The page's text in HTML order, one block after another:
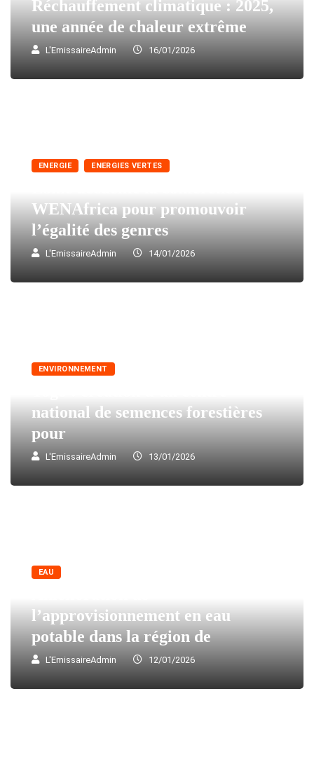
Réchauffement climatique : 2025,
une année de chaleur extrême
L'EmissaireAdmin 16/01/2026
ENERGIE ENERGIES VERTES
WENAfrica pour promouvoir
l’égalité des genres
L'EmissaireAdmin 14/01/2026
ENVIRONNEMENT
national de semences forestières
pour
L'EmissaireAdmin 13/01/2026
EAU
l’approvisionnement en eau
potable dans la région de
L'EmissaireAdmin 12/01/2026